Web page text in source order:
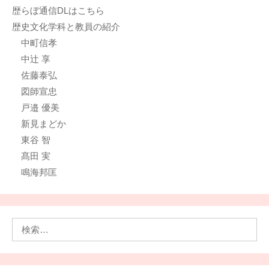
歴らぼ通信DLはこちら
歴史文化学科と教員の紹介
中町信孝
中辻 享
佐藤泰弘
図師宣忠
戸邉 優美
新見まどか
東谷 智
髙田 実
鳴海邦匡